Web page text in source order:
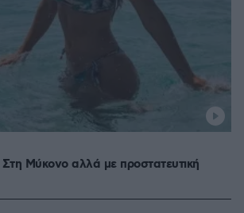
Μύκονο αλλά με προστατευτική